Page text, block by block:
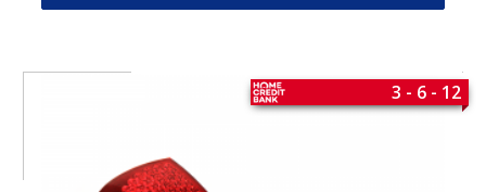
3 - 6 - 12